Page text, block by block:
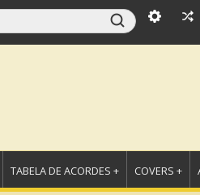
TABELA DE ACORDES + COVERS +